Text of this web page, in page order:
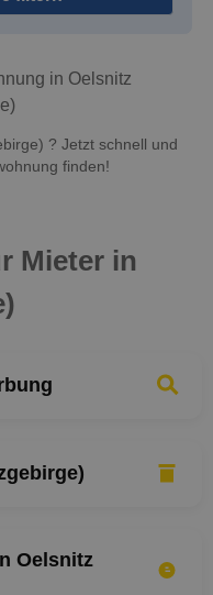
in Oelsnitz
? Jetzt schnell und
finden!
Mieter in
Oelsnitz